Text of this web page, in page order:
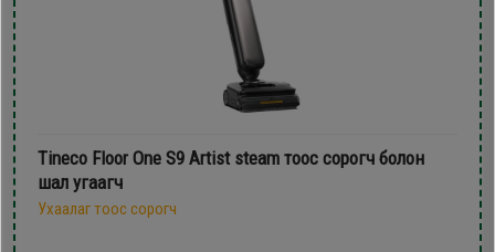
Tineco Floor One S9 Artist steam тоос сорогч болон
шал угаагч
Ухаалаг тоос сорогч